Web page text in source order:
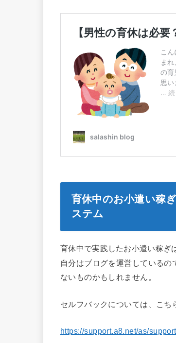
育休中のお小遣い稼
ステム
育休中で実践したお小遣い稼ぎ
自分はブログを運営している
ないものかもしれません。
セルフバックについては、こち
https://support.a8.net/as/